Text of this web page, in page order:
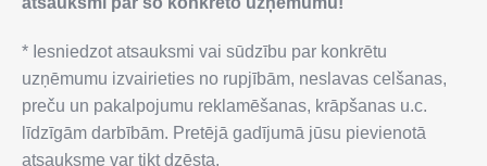
* Iesniedzot atsauksmi vai sūdzību par konkrētu
uzņēmumu izvairieties no rupjībām, neslavas celšanas,
preču un pakalpojumu reklamēšanas, krāpšanas u.c.
līdzīgām darbībām. Pretējā gadījumā jūsu pievienotā
atsauksme var tikt dzēsta.